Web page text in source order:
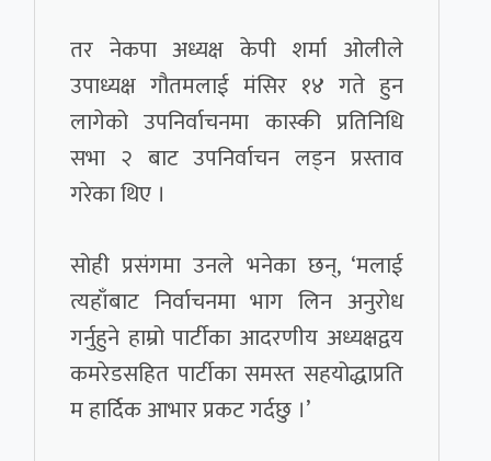
तर नेकपा अध्यक्ष केपी शर्मा ओलीले
उपाध्यक्ष गौतमलाई मंसिर १४ गते हुन
लागेको उपनिर्वाचनमा कास्की प्रतिनिधि
सभा २ बाट उपनिर्वाचन लड्न प्रस्ताव
गरेका थिए ।
सोही प्रसंगमा उनले भनेका छन्, ‘मलाई
त्यहाँबाट निर्वाचनमा भाग लिन अनुरोध
गर्नुहुने हाम्रो पार्टीका आदरणीय अध्यक्षद्वय
कमरेडसहित पार्टीका समस्त सहयोद्धाप्रति
म हार्दिक आभार प्रकट गर्दछु ।’